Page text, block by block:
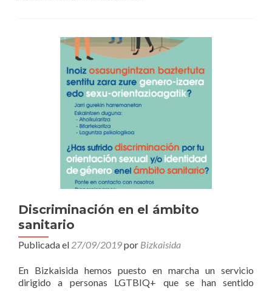
Discriminación en el ámbito
sanitario
Publicada el 27/09/2019por Bizkaisida
En Bizkaisida hemos puesto en marcha un servicio
dirigido a personas LGTBIQ+ que se han sentido